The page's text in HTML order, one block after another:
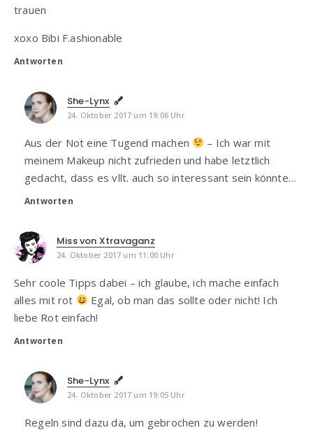
trauen
xoxo Bibi F.ashionable
Antworten
She-Lynx
24. Oktober 2017 um 19:06 Uhr
Aus der Not eine Tugend machen
– Ich war mit
meinem Makeup nicht zufrieden und habe letztlich
gedacht, dass es vllt. auch so interessant sein könnte…
Antworten
Miss von Xtravaganz
24. Oktober 2017 um 11:00 Uhr
Sehr coole Tipps dabei – ich glaube, ich mache einfach
alles mit rot
Egal, ob man das sollte oder nicht! Ich
liebe Rot einfach!
Antworten
She-Lynx
24. Oktober 2017 um 19:05 Uhr
Regeln sind dazu da, um gebrochen zu werden!